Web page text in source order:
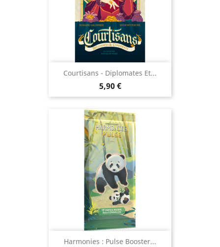
Courtisans - Diplomates Et...
Prix
5,90 €
Harmonies : Pulse Booster...